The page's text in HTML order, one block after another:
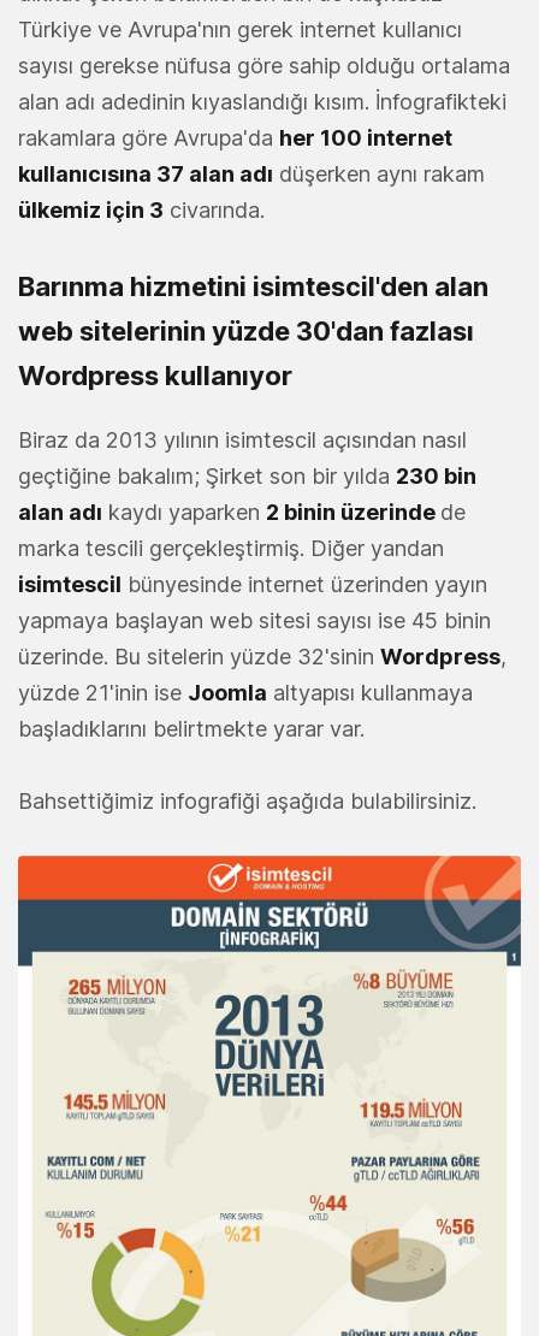
Türkiye ve Avrupa'nın gerek internet kullanıcı
sayısı gerekse nüfusa göre sahip olduğu ortalama
alan adı adedinin kıyaslandığı kısım. İnfografikteki
rakamlara göre Avrupa'da her 100 internet
kullanıcısına 37 alan adı düşerken aynı rakam
ülkemiz için 3 civarında.
Barınma hizmetini isimtescil'den alan
web sitelerinin yüzde 30'dan fazlası
Wordpress kullanıyor
Biraz da 2013 yılının isimtescil açısından nasıl
geçtiğine bakalım; Şirket son bir yılda 230 bin
alan adı kaydı yaparken 2 binin üzerinde de
marka tescili gerçekleştirmiş. Diğer yandan
isimtescil bünyesinde internet üzerinden yayın
yapmaya başlayan web sitesi sayısı ise 45 binin
üzerinde. Bu sitelerin yüzde 32'sinin Wordpress,
yüzde 21'inin ise Joomla altyapısı kullanmaya
başladıklarını belirtmekte yarar var.
Bahsettiğimiz infografiği aşağıda bulabilirsiniz.